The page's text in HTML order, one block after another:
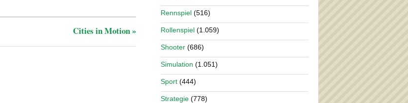
Cities in Motion»
Rennspiel (516)
Rollenspiel (1.059)
Shooter (686)
Simulation (1.051)
Sport (444)
Strategie (778)